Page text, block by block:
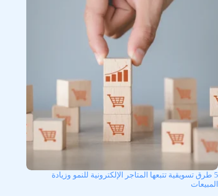
5 طرق تسويقية تتبعها المتاجر الإلكترونية للنمو وزيادة
المبيعات